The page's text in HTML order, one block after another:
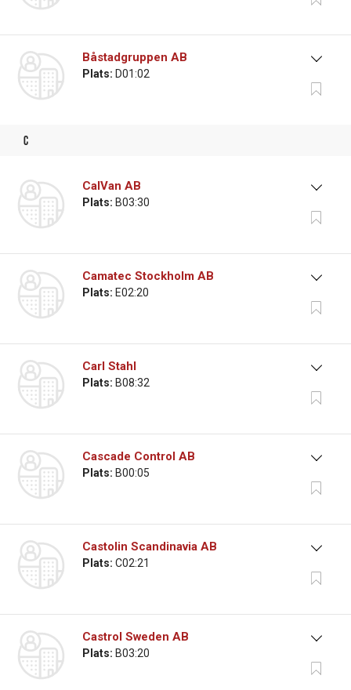
Båstadgruppen AB
Plats: D01:02
c
CalVan AB
Plats: B03:30
Camatec Stockholm AB
Plats: E02:20
Carl Stahl
Plats: B08:32
Cascade Control AB
Plats: B00:05
Castolin Scandinavia AB
Plats: C02:21
Castrol Sweden AB
Plats: B03:20